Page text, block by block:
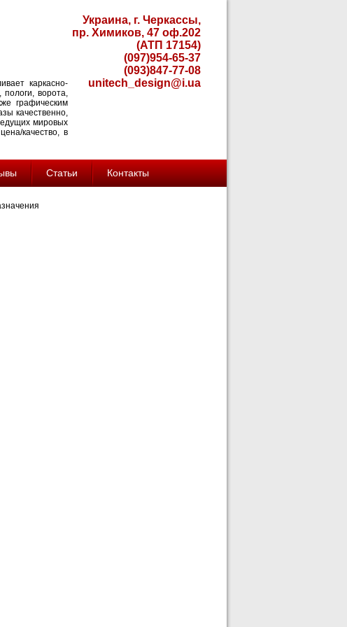
Украина, г. Черкассы,
пр. Химиков, 47 оф.202
(АТП 17154)
(097)954-65-37
(093)847-77-08
unitech_design@i.ua
каркасно-
пологи, ворота,
графическим
качественно,
мировых
качество, в
Статьи Контакты